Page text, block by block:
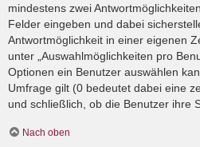
mindestens zwei
Felder eingeben und dabei
Antwortmöglichkeit in einer eigenen
unter „Auswahlmöglichkeiten pro
Optionen ein Benutzer auswählen
Umfrage gilt (0 bedeutet dabei eine
und schließlich, ob die Benutzer ihre
Nach oben